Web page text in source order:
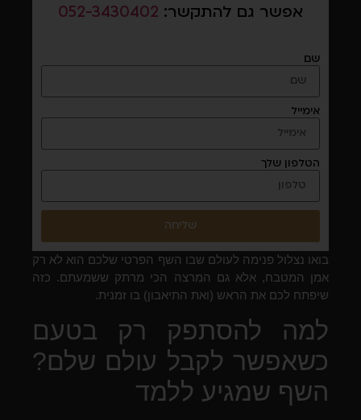
אפשר גם להתקשר: 052-3430402
שם
אימייל
הטלפון שלך
שליחה
בואו נצלול פנימה לעולם שבו השף הפרטי שלכם הוא לא רק
אמן המטבח, אלא גם המרצה הכי מרתק ששמעתם. כזה
שיפתח לכם את הראש (ואת התיאבון) בו זמנית.
למה להסתפק רק בטעם
כשאפשר לקבל עולם שלם?
השף שמגיע ללמד